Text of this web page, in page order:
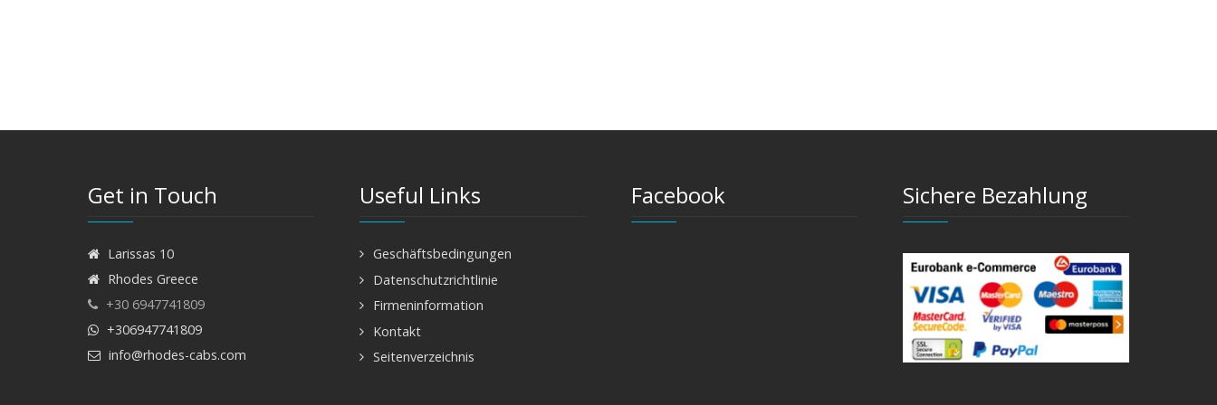
Get in Touch
Larissas 10
Rhodes Greece
+30 6947741809
+306947741809
info@rhodes-cabs.com
Useful Links
Geschäftsbedingungen
Datenschutzrichtlinie
Firmeninformation
Kontakt
Seitenverzeichnis
Facebook Sichere Bezahlung